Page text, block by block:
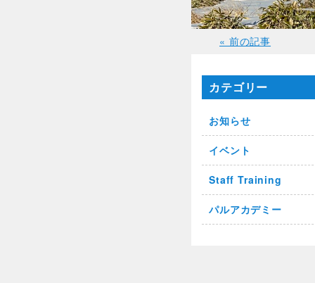
« 前の記事
カテゴリー
お知らせ
イベント
Staff Training
パルアカデミー